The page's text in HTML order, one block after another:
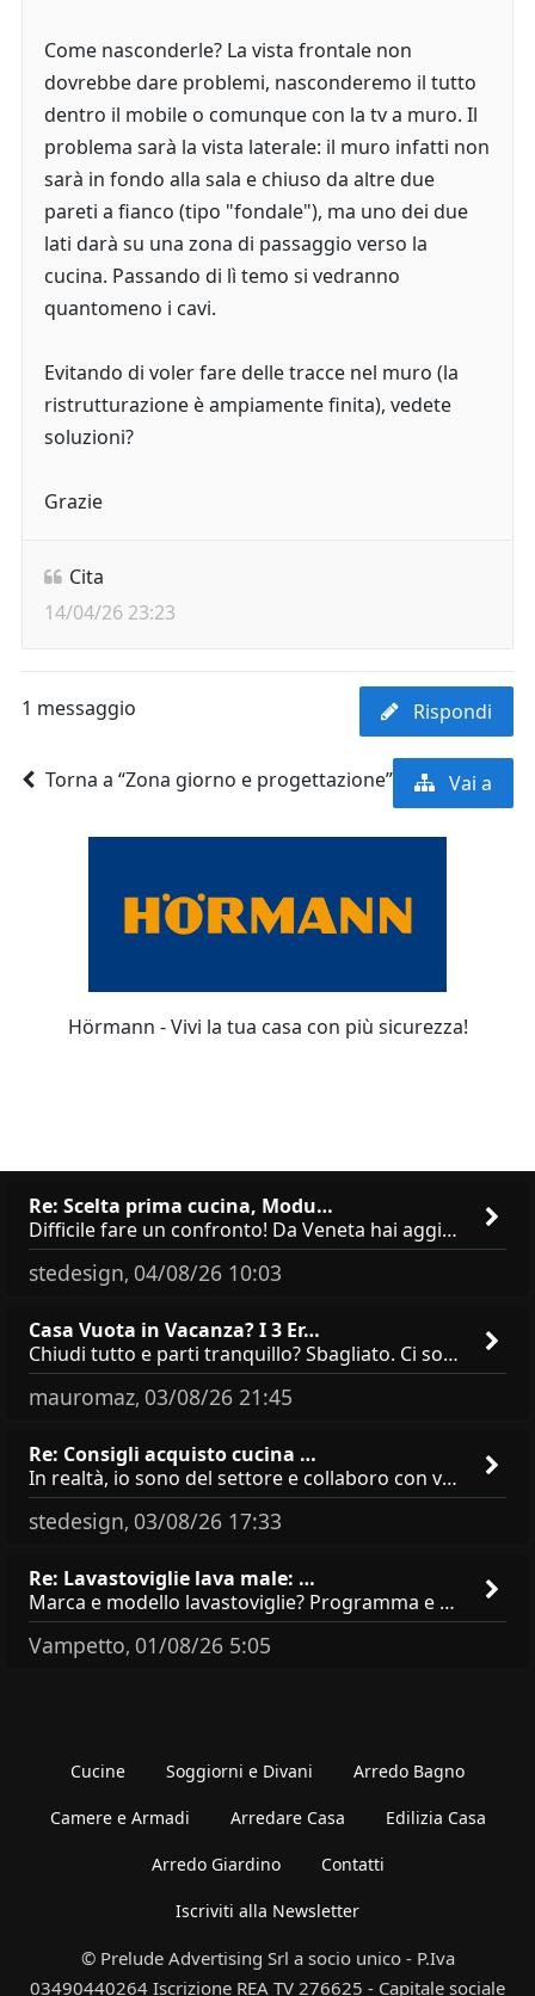
Come nasconderle? La vista frontale non
dovrebbe dare problemi, nasconderemo il tutto
dentro il mobile o comunque con la tv a muro. Il
problema sarà la vista laterale: il muro infatti non
sarà in fondo alla sala e chiuso da altre due
pareti a fianco (tipo "fondale"), ma uno dei due
lati darà su una zona di passaggio verso la
cucina. Passando di lì temo si vedranno
quantomeno i cavi.
Evitando di voler fare delle tracce nel muro (la
ristrutturazione è ampiamente finita), vedete
soluzioni?
Grazie
Cita
14/04/26 23:23
1 messaggio Rispondi
Torna a “Zona giorno e progettazione” Vai a
Hörmann - Vivi la tua casa con più sicurezza!
Re: Scelta prima cucina, Modu…
Difficile fare un confronto! Da Veneta hai aggiunto i pensili a tutta altezza e una colonna dispensa da 30, che da soli
stedesign, 04/08/26 10:03
Casa Vuota in Vacanza? I 3 Er…
Chiudi tutto e parti tranquillo? Sbagliato. Ci sono 3 comportamenti che dicono ai ladri &quot;sono via per due settimane
mauromaz, 03/08/26 21:45
Re: Consigli acquisto cucina …
In realtà, io sono del settore e collaboro con vari negozi, ti possono dire che sono tutti brand abbastanza simili come
stedesign, 03/08/26 17:33
Re: Lavastoviglie lava male: …
Marca e modello lavastoviglie? Programma e Deterisvo utilizzato ? Decalcificatore è regolato in in base alla durezza
Vampetto, 01/08/26 5:05
Cucine Soggiorni e Divani Arredo Bagno
Camere e Armadi Arredare Casa Edilizia Casa
Arredo Giardino Contatti
Iscriviti alla Newsletter
© Prelude Advertising Srl a socio unico - P.Iva
03490440264 Iscrizione REA TV 276625 - Capitale sociale